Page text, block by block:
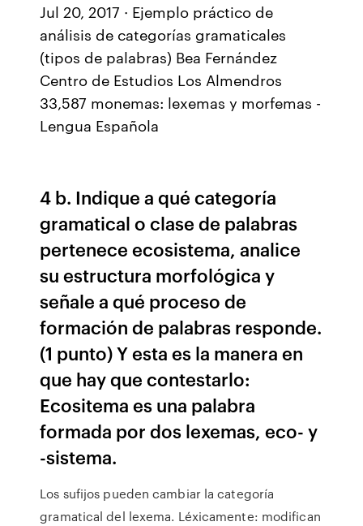
Jul 20, 2017 · Ejemplo práctico de
análisis de categorías gramaticales
(tipos de palabras) Bea Fernández
Centro de Estudios Los Almendros
33,587 monemas: lexemas y morfemas -
Lengua Española
4 b. Indique a qué categoría
gramatical o clase de palabras
pertenece ecosistema, analice
su estructura morfológica y
señale a qué proceso de
formación de palabras responde.
(1 punto) Y esta es la manera en
que hay que contestarlo:
Ecositema es una palabra
formada por dos lexemas, eco- y
-sistema.
Los sufijos pueden cambiar la categoría
gramatical del lexema. Léxicamente: modifican